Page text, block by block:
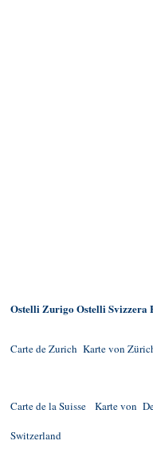
Ostelli ZurigoOstelli Svizzera
Carte de Zurich Karte von
Carte de la Suisse Karte von
Switzerland